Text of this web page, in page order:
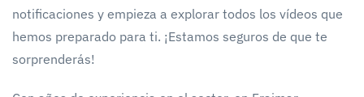
notificaciones y empieza a explorar todos los vídeos que
hemos preparado para ti. ¡Estamos seguros de que te
sorprenderás!